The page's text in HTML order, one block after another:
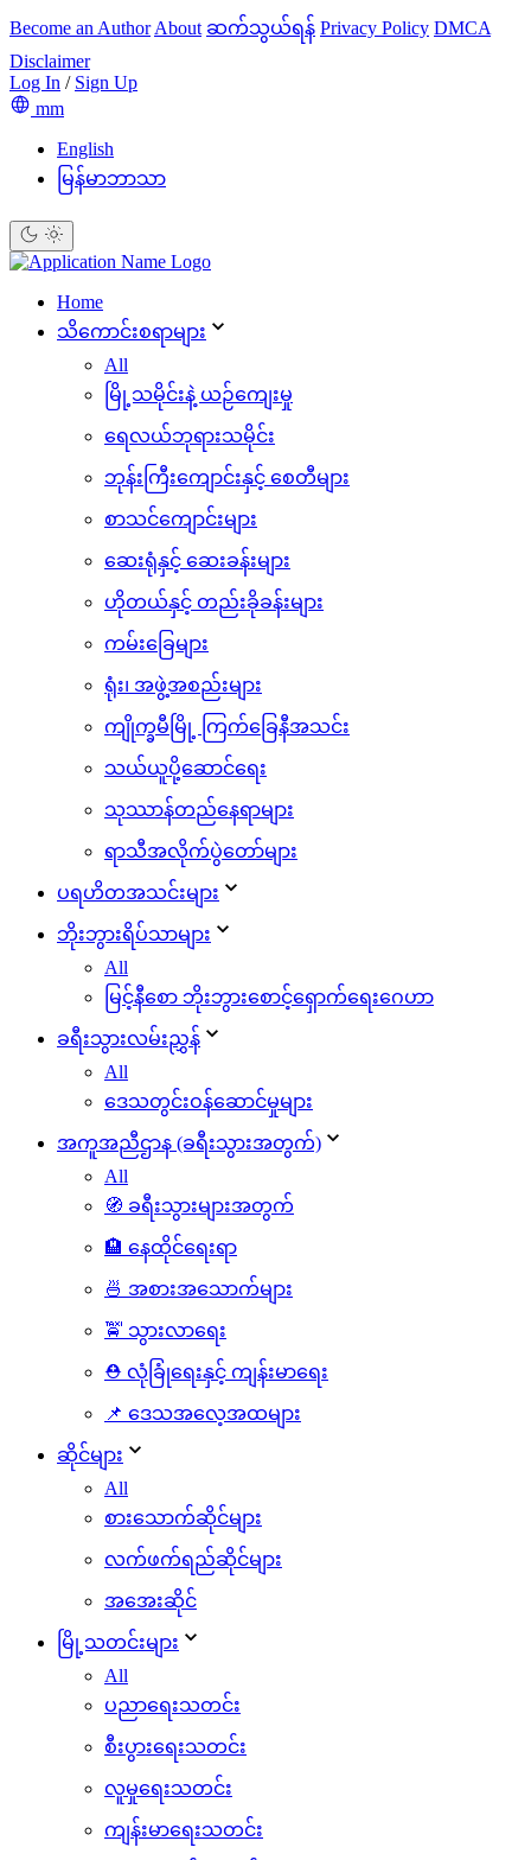
Become an Author About ဆက်သွယ်ရန် Privacy Policy DMCA
Disclaimer
Log In / Sign Up
mm
English
မြန်မာဘာသာ
Home
သိ‌ကောင်းစရာများ
All
မြို့သမိုင်းနဲ့ ယဉ်ကျေးမှု
ရေလယ်ဘုရားသမိုင်း
ဘုန်းကြီးကျောင်းနှင့် စေတီများ
စာသင်ကျောင်းများ
ဆေးရုံနှင့် ဆေးခန်းများ
ဟိုတယ်နှင့် တည်းခိုခန်းများ
ကမ်းခြေများ
ရုံး၊ အဖွဲ့အစည်းများ
ကျိုက္ခမီမြို့ ကြက်ခြေနီအသင်း
သယ်ယူပို့ဆောင်ရေး
သုဿာန်တည်နေရာများ
ရာသီအလိုက်ပွဲတော်များ
ပရဟိတအသင်းများ
ဘိုးဘွားရိပ်သာများ
All
မြင့်နီစော ဘိုးဘွားစောင့်ရှောက်ရေးဂေဟာ
ခရီးသွားလမ်းညွှန်
All
ဒေသတွင်းဝန်ဆောင်မှုများ
အကူအညီဌာန (ခရီးသွားအတွက်)
All
🧭 ခရီးသွားများအတွက်
🏨 နေထိုင်ရေးရာ
🍜 အစားအသောက်များ
🚖 သွားလာရေး
⛑️ လုံခြုံရေးနှင့် ကျန်းမာရေး
📌 ဒေသအလေ့အထများ
ဆိုင်များ
All
စားသောက်ဆိုင်များ
လက်ဖက်ရည်ဆိုင်များ
အအေးဆိုင်
မြို့သတင်းများ
All
ပညာရေးသတင်း
စီးပွားရေးသတင်း
လူမှုရေးသတင်း
ကျန်းမာရေးသတင်း